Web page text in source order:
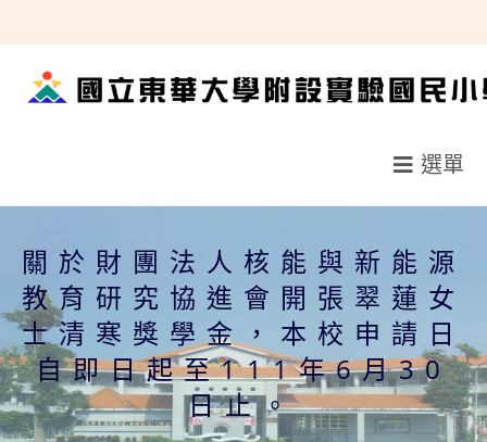
轉
選單
關於財團法人核能與新能源
教育研究協進會開張翠蓮女
士清寒獎學金，本校申請日
自即日起至111年6月30
日止。